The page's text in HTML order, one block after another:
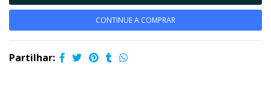
CONTINUE A COMPRAR
Partilhar: